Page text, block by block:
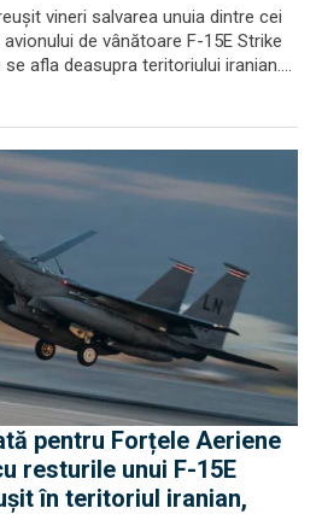
vineri salvarea unuia dintre cei
de vânătoare F-15E Strike
afla deasupra teritoriului iranian....
pentru Forțele Aeriene
resturile unui F-15E
în teritoriul iranian,